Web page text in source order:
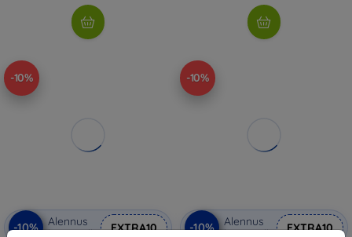
-10%
-10%
Alennus
kupongilla
EXTRA10
-10%
-10%
Alennus
kupongilla
EXTRA10